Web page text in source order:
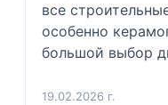
все
особенно
большой выбор
19.02.2026 г.